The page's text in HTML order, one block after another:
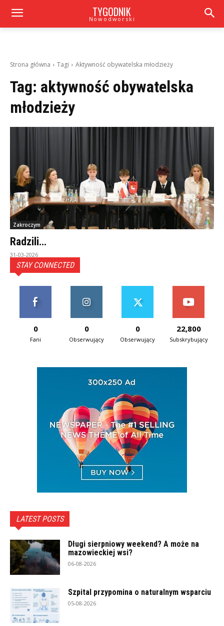
TYGODNIK
Nowodworski
Strona główna Tagi Aktywność obywatelska młodzieży
Tag: aktywność obywatelska
młodzieży
Zakroczym
Radzili…
31-03-2026
STAY CONNECTED
0
Fani
0
Obserwujący
0
Obserwujący
22,800
Subskrybujący
LATEST POSTS
Długi sierpniowy weekend? A może na
mazowieckiej wsi?
06-08-2026
Szpital przypomina o naturalnym wsparciu
05-08-2026